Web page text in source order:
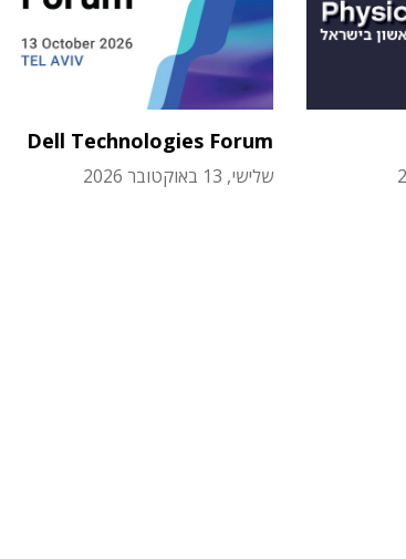
Dell Technologies Forum
שלישי, 13 באוקטובר 2026